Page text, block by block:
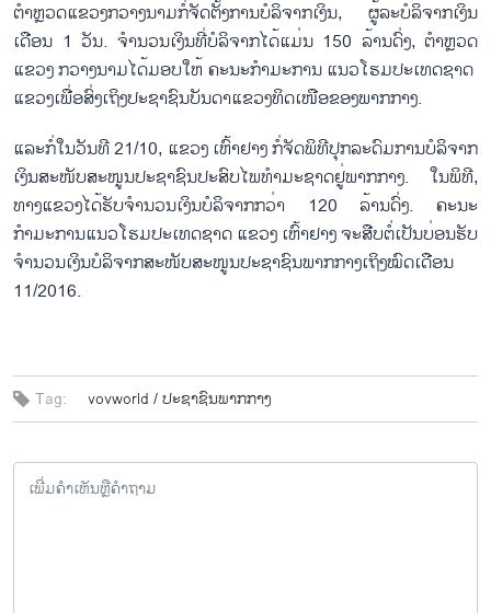
ຕຳຫຼວດ​ແຂວງ​ກວາງ​ນາມ​ກໍ່​ຈັດ​ຕັ້ງ​ການ​ບໍລິຈາກ​ເງິນ​, ຜູ້​ລະ​ບໍລິຈາກ​ເງິນ​
ເດືອນ 1 ວັນ. ຈຳນວນ​ເງິນ​ທີ່​ບໍລິຈາກ​ໄດ້​ແມ່ນ 150 ລ້ານ​ດົ່ງ, ຕຳຫຼວດ​
ແຂວງ ກວາງ​ນາມ​ໄດ້​ມອບ​ໃຫ້ ຄະນະ​ກຳມະການ​ ​ແນວ​ໂຮມ​ປະ​ເທດ​ຊາດ ​
ແຂວງ​ເພື່ອ​ສົ່ງ​ເຖິງ​ປະຊາຊົນ​ບັນດາ​ແຂວງ​ທິດ​ເໜືອ​ຂອງພາກ​ກາງ.
​ແລະ​ກໍ່​ໃນ​ວັນ​ທີ 21/10, ​ແຂວງ ​ເຫົ້າຢາງ​ ກໍ່​ຈັດ​ພິທີປຸກລະດົມການ​ບໍລິຈາກ​
ເງິນ​ສະໜັບສະໜູນ​ປະຊາຊົນ​ປະສົບ​ໄພ​ທຳ​ມະ​ຊາດ​ຢູ່​ພາກ​ກາງ. ​ໃນ​ພິທີ,
ທາງ​ແຂວງ​ໄດ້​ຮັບ​ຈຳນວນ​ເງິນ​ບໍລິຈາກ​ກວ່າ 120 ລ້ານ​ດົ່ງ. ຄະນະ​
ກຳມະການແນວ​ໂຮມ​ປະ​ເທດ​ຊາດ ​ແຂວງ ​ເຫົ້າຢາງ ຈະ​ສືບ​ຕໍ່​​ເປັນ​ບ່ອນ​ຮັບ​
ຈຳນວນ​ເງິນ​ບໍລິຈາກ​ສະໜັບສະໜູນ​ປະຊາຊົນ​ພາກ​ກາງ​ເຖິງໝົດ​ເດືອນ
11/2016.
Tag: vovworld /ປະຊາຊົນ​ພາກ​ກາງ